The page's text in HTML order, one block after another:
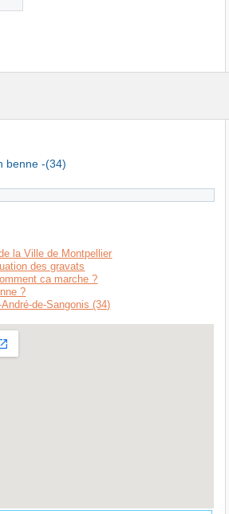
benne -(34)
la Ville de Montpellier
des gravats
ca marche ?
?
de-Sangonis (34)